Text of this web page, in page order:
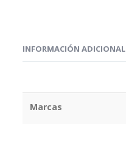
INFORMACIÓN ADICIONAL
Marcas